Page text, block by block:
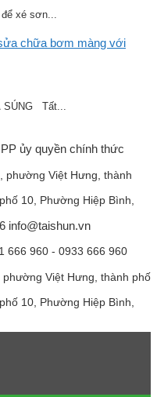
để xé sơn...
chữa bơm màng với
SÚNG Tất...
ủy quyền chính thức
phường Việt Hưng, thành
10, Phường Hiệp Bình,
info@taishun.vn
666 960 - 0933 666 960
Việt Hưng, thành phố
10, Phường Hiệp Bình,